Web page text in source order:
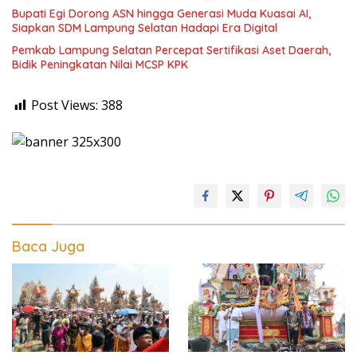
Bupati Egi Dorong ASN hingga Generasi Muda Kuasai AI,
Siapkan SDM Lampung Selatan Hadapi Era Digital
Pemkab Lampung Selatan Percepat Sertifikasi Aset Daerah,
Bidik Peningkatan Nilai MCSP KPK
Post Views: 388
Baca Juga